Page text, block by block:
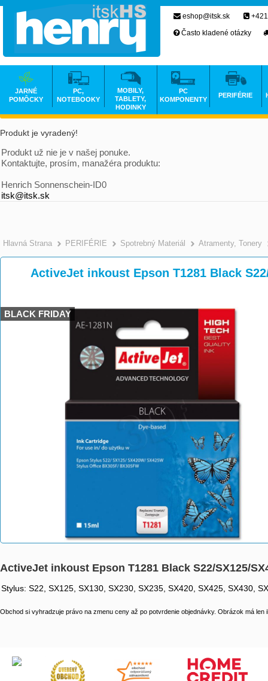
Produkt je vyradený!
Produkt už nie je v našej ponuke.
Kontaktujte, prosím, manažéra produktu:
Henrich Sonnenschein-ID0
itsk@itsk.sk
Hlavná Strana >
PERIFÉRIE >
Spotrebný Materiál >
Atramenty, Tonery
ActiveJet inkoust Epson T1281 Black
BLACK FRIDAY
ActiveJet inkoust Epson T1281 Black S22/SX125/
Stylus: S22, SX125, SX130, SX230, SX235, SX420, SX425, SX430,
Obchod si vyhradzuje právo na zmenu ceny až po potvrdenie objednávky. Obrázok má len
eshop@itsk.sk
Často kladené otázky
JARNÉ
POMÔCKY
PC,
NOTEBOOKY
MOBILY,
TABLETY,
HODINKY
PC
KOMPONENTY
PERIFÉRIE